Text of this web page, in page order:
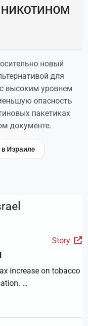
НИКОТИНОМ
новый
для
высоким уровнем
опасность
пакетиках
документе.
Израиле
Story
increase on tobacco
…